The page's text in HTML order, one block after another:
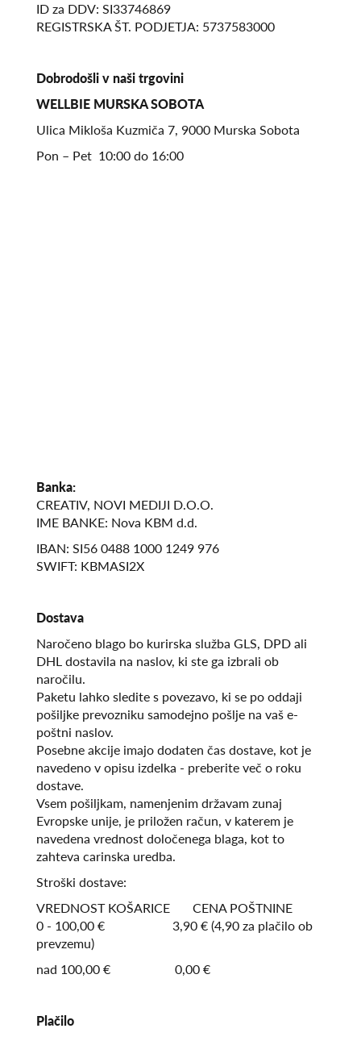
ID za DDV: SI33746869
REGISTRSKA ŠT. PODJETJA: 5737583000
Dobrodošli v naši trgovini
WELLBIE MURSKA SOBOTA
Ulica Mikloša Kuzmiča 7, 9000 Murska Sobota
Pon – Pet 10:00 do 16:00
Banka:
CREATIV, NOVI MEDIJI D.O.O.
IME BANKE: Nova KBM d.d.
IBAN: SI56 0488 1000 1249 976
SWIFT: KBMASI2X
Dostava
Naročeno blago bo kurirska služba GLS, DPD ali
DHL dostavila na naslov, ki ste ga izbrali ob
naročilu.
Paketu lahko sledite s povezavo, ki se po oddaji
pošiljke prevozniku samodejno pošlje na vaš e-
poštni naslov.
Posebne akcije imajo dodaten čas dostave, kot je
navedeno v opisu izdelka - preberite več o roku
dostave.
Vsem pošiljkam, namenjenim državam zunaj
Evropske unije, je priložen račun, v katerem je
navedena vrednost določenega blaga, kot to
zahteva carinska uredba.
Stroški dostave:
VREDNOST KOŠARICE CENA POŠTNINE
0 - 100,00 € 3,90 € (4,90 za plačilo ob
prevzemu)
nad 100,00 € 0,00 €
Plačilo